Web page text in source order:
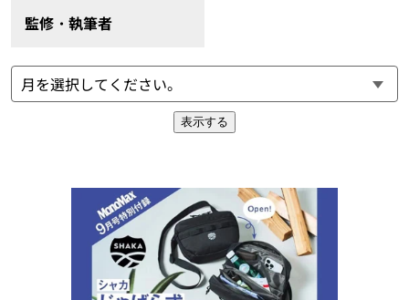
監修・執筆者
表示する